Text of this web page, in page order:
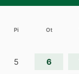
Pi Ot
5
6